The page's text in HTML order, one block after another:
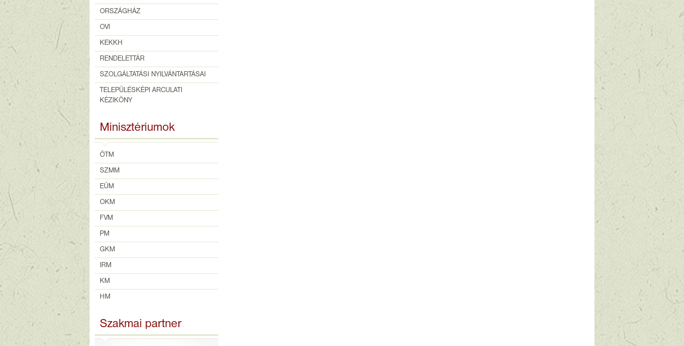
ORSZÁGHÁZ
OVI
KEKKH
RENDELETTÁR
SZOLGÁLTATÁSI NYILVÁNTARTÁSAI
TELEPÜLÉSKÉPI ARCULATI
KÉZIKÖNY
Minisztériumok
ÖTM
SZMM
EÜM
OKM
FVM
PM
GKM
IRM
KM
HM
Szakmai partner